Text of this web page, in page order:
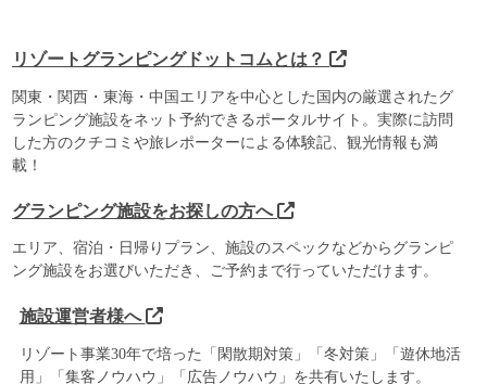
リゾートグランピングドットコムとは？
関東・関西・東海・中国エリアを中心とした国内の厳選されたグ
ランピング施設をネット予約できるポータルサイト。実際に訪問
した方のクチコミや旅レポーターによる体験記、観光情報も満
載！
グランピング施設をお探しの方へ
エリア、宿泊・日帰りプラン、施設のスペックなどからグランピ
ング施設をお選びいただき、ご予約まで行っていただけます。
施設運営者様へ
リゾート事業30年で培った「閑散期対策」「冬対策」「遊休地活
用」「集客ノウハウ」「広告ノウハウ」を共有いたします。